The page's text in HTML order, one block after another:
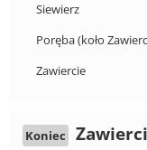
Siewierz
Poręba (koło
Zawiercie
Koniec